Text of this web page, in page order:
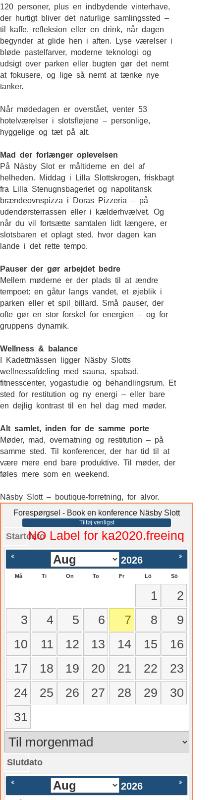
120 personer, plus en indbydende vinterhave,
der hurtigt bliver det naturlige samlingssted –
til kaffe, refleksion eller en drink, når dagen
begynder at glide hen i aften. Lyse værelser i
bløde pastelfarver, moderne teknologi og
udsigt over parken eller bugten gør det nemt
at fokusere, og lige så nemt at tænke nye
tanker.
Når mødedagen er overstået, venter 53
hotelværelser i slotsfløjene – personlige,
hyggelige og tæt på alt.
Mad der forlænger oplevelsen
På Näsby Slot er måltiderne en del af
helheden. Middag i Lilla Slottskrogen, friskbagt
fra Lilla Stenugnsbageriet og napolitansk
brændeovnspizza i Doras Pizzeria – på
udendørsterrassen eller i kælderhvælvet. Og
når du vil fortsætte samtalen lidt længere, er
slotsbaren et oplagt sted, hvor dagen kan
lande i det rette tempo.
Pauser der gør arbejdet bedre
Mellem møderne er der plads til at ændre
tempoet: en gåtur langs vandet, et øjeblik i
parken eller et spil billard. Små pauser, der
ofte gør en stor forskel for energien – og for
gruppens dynamik.
Wellness & balance
I Kadettmässen ligger Näsby Slotts
wellnessafdeling med sauna, spabad,
fitnesscenter, yogastudie og behandlingsrum. Et
sted for restitution og ny energi – eller bare
en dejlig kontrast til en hel dag med møder.
Alt samlet, inden for de samme porte
Møder, mad, overnatning og restitution – på
samme sted. Til konferencer, der har tid til at
være mere end bare produktive. Til møder, der
føles mere som en weekend.
Näsby Slott – boutique-forretning, for alvor.
Forespørgsel - Book en konference Näsby Slott
Tilføj venligst
StartdatoNO Label for ka2020.freeinq
2026
Må Ti On To Fr Lö Sö
1
2
3
4 5 6 7 8
9
10
11 12 13 14 15
16
17
18 19 20 21 22
23
24
25 26 27 28 29
30
31
Slutdato
Nästa >
2026